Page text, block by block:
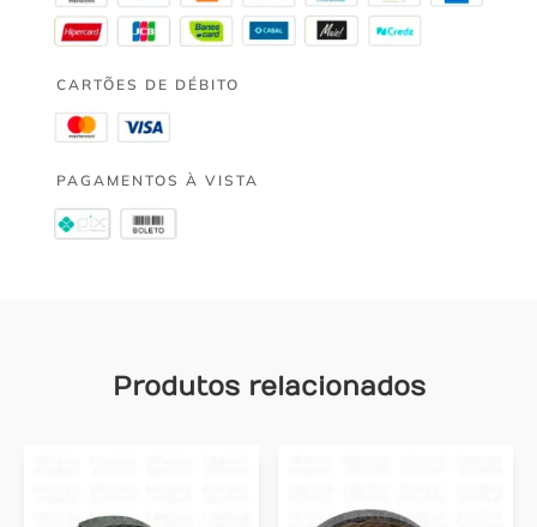
CARTÕES DE DÉBITO
PAGAMENTOS À VISTA
Produtos relacionados